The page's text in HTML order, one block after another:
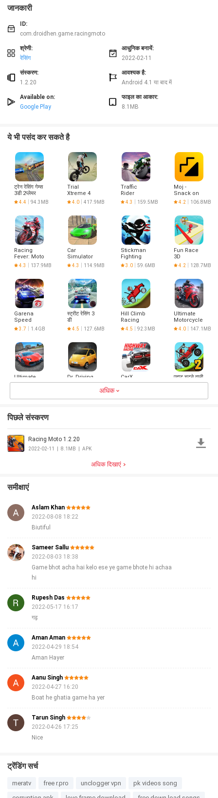
जानकारी
ID:
com.droidhen.game.racingmoto
श्रेणी:
रेसिंग
आधुनिक बनायें:
2022-02-11
संस्करण:
1.2.20
आवश्यक है:
Android 4.1 या बाद में
Available on:
Google Play
फाइल का आकार:
8.1MB
ये भी पसंद कर सकते है
ट्रेन रेसिंग गेम्स
3डी 2प्लेयर
4.4 94.3MB
Trial
Xtreme 4
Bike
Racing
4.0 417.9MB
Traffic
Rider
4.3 159.5MB
Moj -
Snack on
Indian
Short
Made in
India
4.2 106.8MB
Racing
Fever: Moto
4.3 137.9MB
Car
Simulator
2022
4.3 114.9MB
Stickman
Fighting
3.0 59.6MB
Fun Race
3D
4.2 128.7MB
Garena
Speed
Drifters
3.7 1.4GB
स्ट्रीट रेसिंग 3
डी
4.5 127.6MB
Hill Climb
Racing
4.5 92.3MB
Ultimate
Motorcycle
Simulator
4.0 147.1MB
Ultimate
Car Driving
Dr. Driving
2
25.3MB
CarX
Highway
पहाड़ चढ़ने वाली
रेसिंग 2
City Racing
3D
बहाव अधिकतम
शहर सिम्युलेटर:
चरम कार शहर
KIA Rio Car
Simulator
अधिक
पिछले संस्करण
Racing Moto 1.2.20
2022-02-11 8.1MB APK
अधिक दिखाएं
समीक्षाएं
Aslam Khan
2022-08-08 18:22
Biutiful
Sameer Sallu
2022-08-03 18:38
Game bhot acha hai kelo ese ye game bhote hi achaa
hi
Rupesh Das
2022-05-17 16:17
गढ़
Aman Aman
2022-04-29 18:54
Aman Hayer
Aanu Singh
2022-04-27 16:20
Boat he ghatia game ha yer
Tarun Singh
2022-04-26 17:25
Nice
ट्रेंडिंग सर्च
meratv free r.pro unclogger vpn
pk videos song